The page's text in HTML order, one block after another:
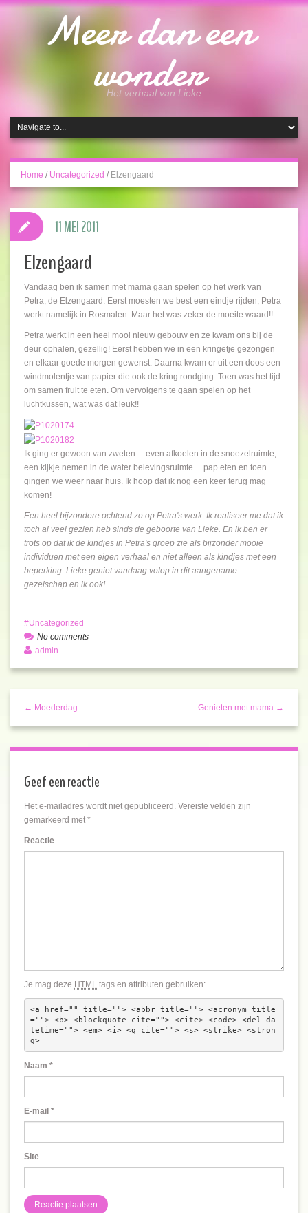
Meer dan een
wonder
Het verhaal van Lieke
Home / Uncategorized / Elzengaard
Elzengaard
Vandaag ben ik samen met mama gaan spelen op het werk van
Petra, de Elzengaard. Eerst moesten we best een eindje rijden, Petra
werkt namelijk in Rosmalen. Maar het was zeker de moeite waard!!
Petra werkt in een heel mooi nieuw gebouw en ze kwam ons bij de
deur ophalen, gezellig! Eerst hebben we in een kringetje gezongen
en elkaar goede morgen gewenst. Daarna kwam er uit een doos een
windmolentje van papier die ook de kring rondging. Toen was het tijd
om samen fruit te eten. Om vervolgens te gaan spelen op het
luchtkussen, wat was dat leuk!!
Ik ging er gewoon van zweten….even afkoelen in de snoezelruimte,
een kijkje nemen in de water belevingsruimte….pap eten en toen
gingen we weer naar huis. Ik hoop dat ik nog een keer terug mag
komen!
Een heel bijzondere ochtend zo op Petra's werk. Ik realiseer me dat ik
toch al veel gezien heb sinds de geboorte van Lieke. En ik ben er
trots op dat ik de kindjes in Petra's groep zie als bijzonder mooie
individuen met een eigen verhaal en niet alleen als kindjes met een
beperking. Lieke geniet vandaag volop in dit aangename
gezelschap en ik ook!
11 MEI 2011
Uncategorized
No comments
admin
← Moederdag Genieten met mama →
Geef een reactie
Het e-mailadres wordt niet gepubliceerd. Vereiste velden zijn
gemarkeerd met *
Reactie
Je mag deze HTML tags en attributen gebruiken:
<a href="" title=""> <abbr title=""> <acronym title
=""> <b> <blockquote cite=""> <cite> <code> <del da
tetime=""> <em> <i> <q cite=""> <s> <strike> <stron
g>
Naam *
E-mail *
Site